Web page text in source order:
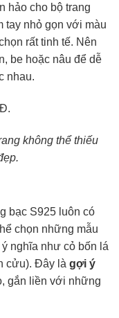
hảo cho bộ trang
tay nhỏ gọn với màu
rất tinh tế. Nên
be hoặc nâu để dễ
nhau.
không thể thiếu
bạc S925 luôn có
chọn những mẫu
nghĩa như cỏ bốn lá
cửu). Đây là gợi ý
gắn liền với những